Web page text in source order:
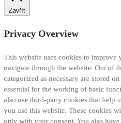
Zavřít
Privacy Overview
This website uses cookies to improve
navigate through the website. Out of
categorized as necessary are stored
essential for the working of basic
also use third-party cookies that help
you use this website. These cookies
only with your consent. You also